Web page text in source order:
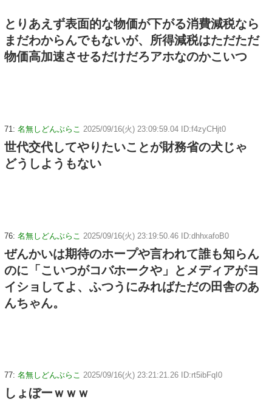
とりあえず表面的な物価が下がる消費減税なら
まだわからんでもないが、所得減税はただただ
物価高加速させるだけだろアホなのかこいつ
71: 名無しどんぶらこ 2025/09/16(火) 23:09:59.04 ID:f4zyCHjt0
世代交代してやりたいことが財務省の犬じゃ
どうしようもない
76: 名無しどんぶらこ 2025/09/16(火) 23:19:50.46 ID:dhhxafoB0
ぜんかいは期待のホープや言われて誰も知らん
のに「こいつがコバホークや」とメディアがヨ
イショしてよ、ふつうにみればただの田舎のあ
んちゃん。
77: 名無しどんぶらこ 2025/09/16(火) 23:21:21.26 ID:rt5ibFqI0
しょぼーｗｗｗ